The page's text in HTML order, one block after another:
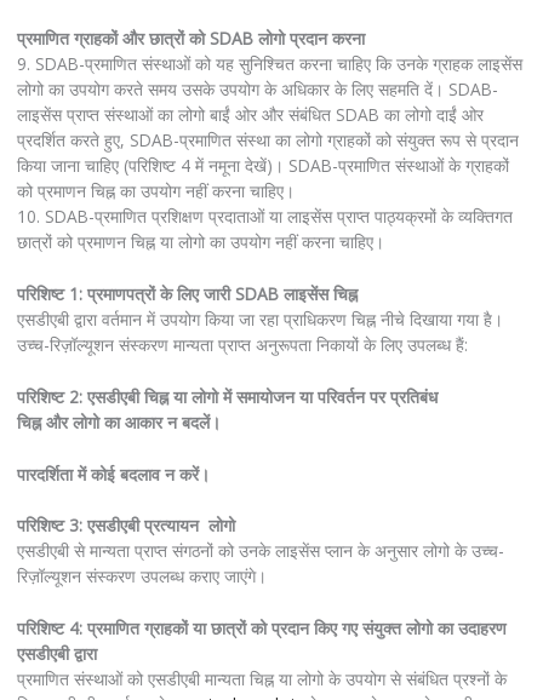
प्रमाणित ग्राहकों और छात्रों को SDAB लोगो प्रदान करना
9. SDAB-प्रमाणित संस्थाओं को यह सुनिश्चित करना चाहिए कि उनके ग्राहक लाइसेंस
लोगो का उपयोग करते समय उसके उपयोग के अधिकार के लिए सहमति दें। SDAB-
लाइसेंस प्राप्त संस्थाओं का लोगो बाईं ओर और संबंधित SDAB का लोगो दाईं ओर
प्रदर्शित करते हुए, SDAB-प्रमाणित संस्था का लोगो ग्राहकों को संयुक्त रूप से प्रदान
किया जाना चाहिए (परिशिष्ट 4 में नमूना देखें)। SDAB-प्रमाणित संस्थाओं के ग्राहकों
को प्रमाणन चिह्न का उपयोग नहीं करना चाहिए।
10. SDAB-प्रमाणित प्रशिक्षण प्रदाताओं या लाइसेंस प्राप्त पाठ्यक्रमों के व्यक्तिगत
छात्रों को प्रमाणन चिह्न या लोगो का उपयोग नहीं करना चाहिए।
परिशिष्ट 1: प्रमाणपत्रों के लिए जारी SDAB लाइसेंस चिह्न
एसडीएबी द्वारा वर्तमान में उपयोग किया जा रहा प्राधिकरण चिह्न नीचे दिखाया गया है।
उच्च-रिज़ॉल्यूशन संस्करण मान्यता प्राप्त अनुरूपता निकायों के लिए उपलब्ध हैं:
परिशिष्ट 2: एसडीएबी चिह्न या लोगो में समायोजन या परिवर्तन पर प्रतिबंध
चिह्न और लोगो का आकार न बदलें।
पारदर्शिता में कोई बदलाव न करें।
परिशिष्ट 3: एसडीएबी प्रत्यायन लोगो
एसडीएबी से मान्यता प्राप्त संगठनों को उनके लाइसेंस प्लान के अनुसार लोगो के उच्च-
रिज़ॉल्यूशन संस्करण उपलब्ध कराए जाएंगे।
परिशिष्ट 4: प्रमाणित ग्राहकों या छात्रों को प्रदान किए गए संयुक्त लोगो का उदाहरण
एसडीएबी द्वारा
प्रमाणित संस्थाओं को एसडीएबी मान्यता चिह्न या लोगो के उपयोग से संबंधित प्रश्नों के